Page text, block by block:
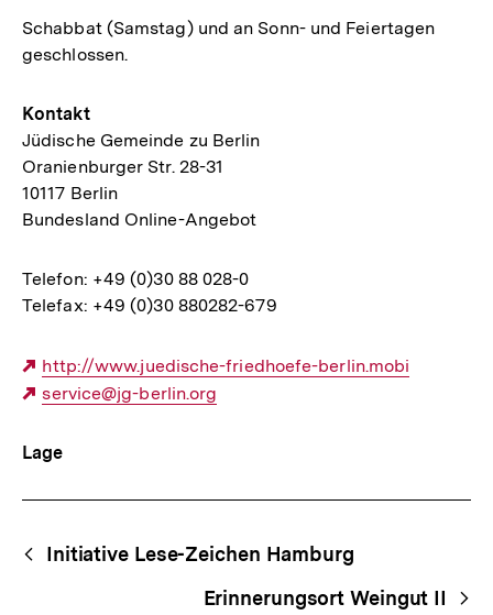
Schabbat (Samstag) und an Sonn- und Feiertagen
geschlossen.
Kontakt
Jüdische Gemeinde zu Berlin
Oranienburger Str. 28-31
10117 Berlin
Bundesland Online-Angebot
Telefon: +49 (0)30 88 028-0
Telefax: +49 (0)30 880282-679
Externer
Link:
http://www.juedische-friedhoefe-berlin.mobi
Externer
service@jg-berlin.org
Lage
Begriffsnavigation
Content-
Navigation
Initiative Lese-Zeichen Hamburg
Erinnerungsort Weingut II